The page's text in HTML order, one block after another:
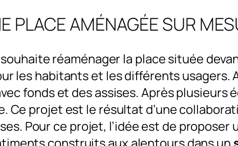
PLACE AMÉNAGÉE SUR
réaménager la place située
les habitants et les différents usagers.
fonds et des assises. Après plusieurs
Ce projet est le résultat d’une
Pour ce projet, l’idée est de proposer
construits aux alentours dans un